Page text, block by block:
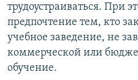
трудоустраиваться. При
предпочтение тем, кто
учебное заведение, не
коммерческой или
обучение.